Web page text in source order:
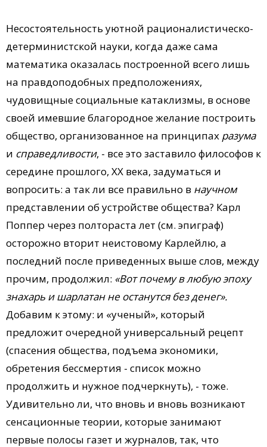
Несостоятельность уютной рационалистическо-
детерминистской науки, когда даже сама
математика оказалась построенной всего лишь
на правдоподобных предположениях,
чудовищные социальные катаклизмы, в основе
своей имевшие благородное желание построить
общество, организованное на принципах разума
и справедливости, - все это заставило философов к
середине прошлого, ХХ века, задуматься и
вопросить: а так ли все правильно в научном
представлении об устройстве общества? Карл
Поппер через полтораста лет (см. эпиграф)
осторожно вторит неистовому Карлейлю, а
последний после приведенных выше слов, между
прочим, продолжил: «Вот почему в любую эпоху
знахарь и шарлатан не останутся без денег».
Добавим к этому: и «ученый», который
предложит очередной универсальный рецепт
(спасения общества, подъема экономики,
обретения бессмертия - список можно
продолжить и нужное подчеркнуть), - тоже.
Удивительно ли, что вновь и вновь возникают
сенсационные теории, которые занимают
первые полосы газет и журналов, так, что